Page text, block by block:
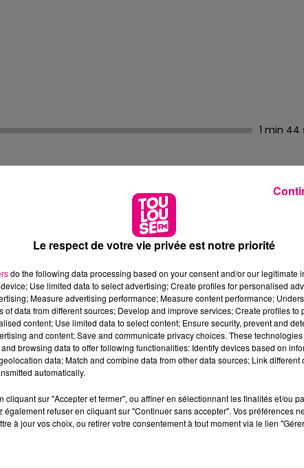
1 min 44
Le respect de votre vie privée est notre priorité
do the following data processing based on your consent and/or our legitimate
Use limited data to select advertising; Create profiles for personalised
Measure advertising performance; Measure content performance;
of data from different sources; Develop and improve services; Create profiles to
content; Use limited data to select content; Ensure security, prevent and
and content; Save and communicate privacy choices. These
browsing data to offer following functionalities: Identify devices based on
data; Match and combine data from other data sources; Link different
automatically.
cliquant sur "Accepter et fermer", ou affiner en sélectionnant les finalités et/ou
également refuser en cliquant sur "Continuer sans accepter". Vos préférences
à jour vos choix, ou retirer votre consentement à tout moment via le lien